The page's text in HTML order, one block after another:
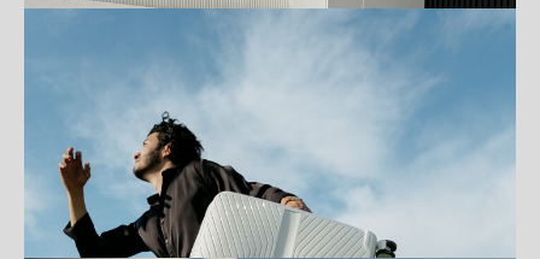
ПОДАРИТЕ СЕБЕ ОТДЫХ МЕЧТЫ С